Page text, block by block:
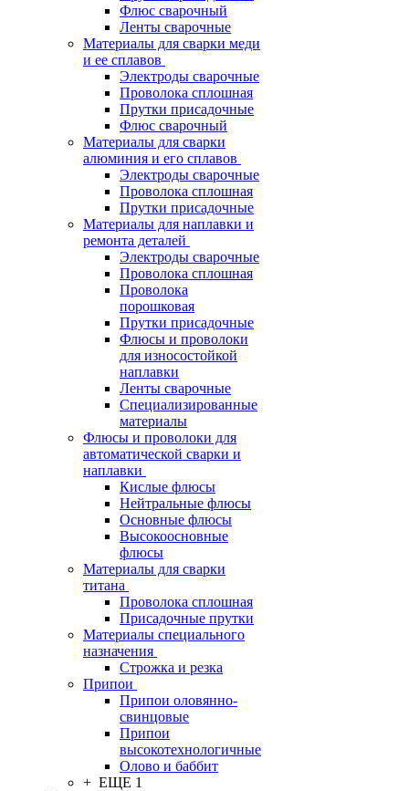
Флюс сварочный
Ленты сварочные
Материалы для сварки меди
и ее сплавов
Электроды сварочные
Проволока сплошная
Прутки присадочные
Флюс сварочный
Материалы для сварки
алюминия и его сплавов
Электроды сварочные
Проволока сплошная
Прутки присадочные
Материалы для наплавки и
ремонта деталей
Электроды сварочные
Проволока сплошная
Проволока
порошковая
Прутки присадочные
Флюсы и проволоки
для износостойкой
наплавки
Ленты сварочные
Специализированные
материалы
Флюсы и проволоки для
автоматической сварки и
наплавки
Кислые флюсы
Нейтральные флюсы
Основные флюсы
Высокоосновные
флюсы
Материалы для сварки
титана
Проволока сплошная
Присадочные прутки
Материалы специального
назначения
Строжка и резка
Припои
Припои оловянно-
свинцовые
Припои
высокотехнологичные
Олово и баббит
+ ЕЩЕ 1